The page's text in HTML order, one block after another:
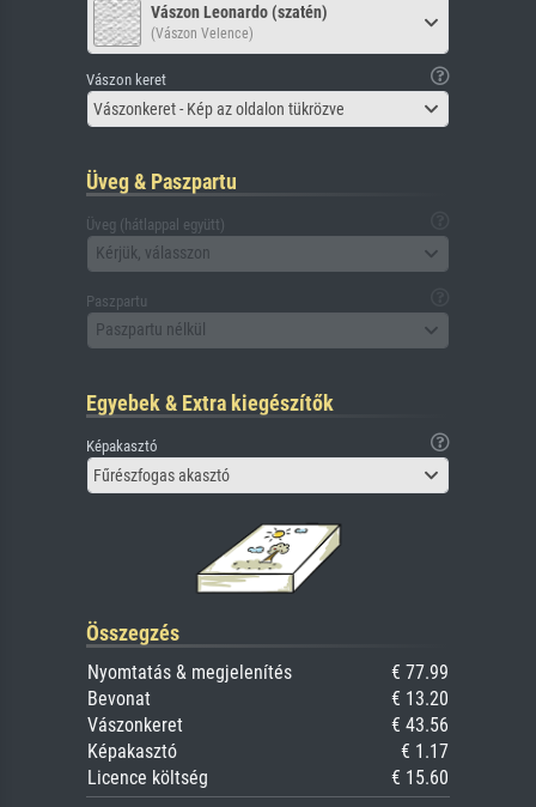
Vászon Leonardo (szatén)
(Vászon Velence)
Vászon keret
Vászonkeret - Kép az oldalon tükrözve
Üveg & Paszpartu
Üveg (hátlappal együtt)
Kérjük, válasszon
Paszpartu
Paszpartu nélkül
Egyebek & Extra kiegészítők
Képakasztó
Fűrészfogas akasztó
Összegzés
Nyomtatás & megjelenítés
€ 77.99
Bevonat
€ 13.20
Vászonkeret
€ 43.56
Képakasztó
€ 1.17
Licence költség
€ 15.60